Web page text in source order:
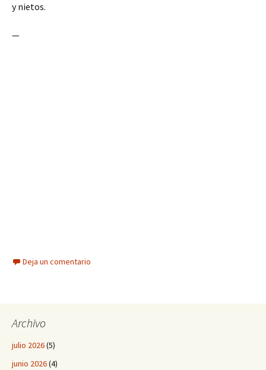
y nietos.
—
Deja un comentario
Archivo
julio 2026(5)
junio 2026(4)